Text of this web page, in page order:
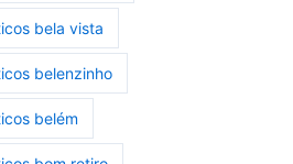
bela vista
belenzinho
belém